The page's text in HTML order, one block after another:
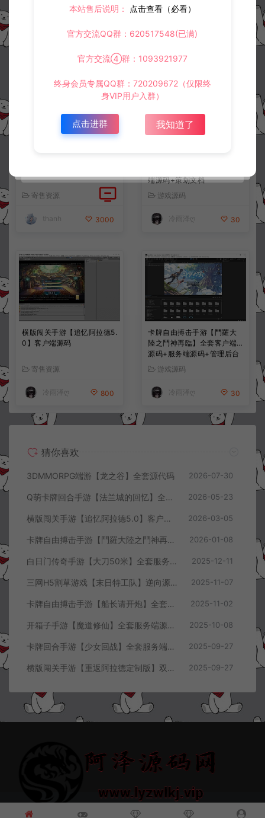
寄售资源
thanh 3000
端源码+策划文档
游戏源码
冷雨泽ღ 30
横版闯关手游【追忆阿拉德5.
0】客户端源码
寄售资源
冷雨泽ღ 800
卡牌自由搏击手游【鬥羅大
陸之鬥神再臨】全套客户端
源码+服务端源码+管理后台
+导表工具+部署文档
游戏源码
冷雨泽ღ 30
猜你喜欢
3DMMORPG端游【龙之谷】全套源代码 2026-07-30
Q萌卡牌回合手游【法兰城的回忆】全套服务端源码+客户端源码+策划文档 2026-05-23
横版闯关手游【追忆阿拉德5.0】客户端源码 2026-03-05
卡牌自由搏击手游【鬥羅大陸之鬥神再臨】全套客户端源码+服务端源码+管理后台+导表工具+部署文档 2026-01-08
白日门传奇手游【大刀50米】全套服务端源码+客户端源码 2025-12-11
三网H5割草游戏【末日特工队】逆向源码+Cocos本地离线即玩 2025-11-07
卡牌自由搏击手游【船长请开炮】全套服务端源码+客户端源码+GMVue3+策划表+美术包+前后端部署流程文档 2025-11-02
开箱子手游【魔道修仙】全套服务端源码+客户端源码 2025-10-08
卡牌回合手游【少女回战】全套服务端源码+客户端源码 2025-09-27
横版闯关手游【重返阿拉德定制版】双端客户端源码 2025-09-27
© 2021~2026 阿泽源码网 www.lyzwlkj.vip 冷雨泽
豫
本站售后说明： 点击查看（必看）
官方交流QQ群：620517548(已满)
官方交流④群：1093921977
终身会员专属QQ群：720209672（仅限终
身VIP用户入群）
点击进群 我知道了